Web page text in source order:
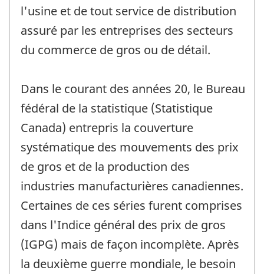
l'usine et de tout service de distribution
assuré par les entreprises des secteurs
du commerce de gros ou de détail.
Dans le courant des années 20, le Bureau
fédéral de la statistique (Statistique
Canada) entrepris la couverture
systématique des mouvements des prix
de gros et de la production des
industries manufacturières canadiennes.
Certaines de ces séries furent comprises
dans l'Indice général des prix de gros
(IGPG) mais de façon incomplète. Après
la deuxième guerre mondiale, le besoin